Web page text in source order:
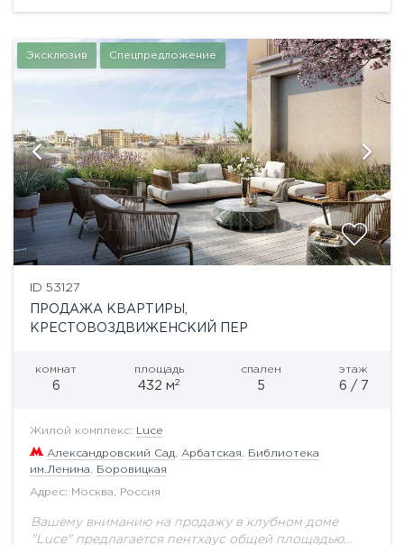
Эксклюзив Спецпредложение
ID 53127
ПРОДАЖА КВАРТИРЫ,
КРЕСТОВОЗДВИЖЕНСКИЙ ПЕР
комнат
6
площадь
432 м2
спален
5
этаж
6 / 7
Жилой комплекс: Luce
Александровский Сад Арбатская
Библиотека
им.Ленина
Боровицкая
Адрес: Москва, Россия
Вашему вниманию на продажу в клубном доме
"Luce" предлагается пентхаус общей площадью